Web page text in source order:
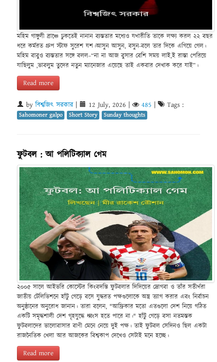
মহিম গাঙ্গুলী ব্রাঞ্চে ঢুকতেই নানান ব্যস্ততার মধ্যেও যথারীতি তাকে লক্ষ্য করল ২২ বছর
ধরে কর্মরত গ্রুপ স্টাফ সুরেশ যশ।আসুন আসুন, বসুন-বলে তার দিকে এগিয়ে গেল।
মহিম বাবুও ব্যস্ততার সঙ্গে বলল–“না না আজ বুসার বেশি সময় লাই,ই রাস্তা পেরিয়ে
যাছিলুম ,ভাবলুম তুদের নতুন ম্যানেজার এয়েছে তাই একবার দেখাক করে যাই”।
Read more
byবিশ্বজিৎ সরকার| 12 July, 2026 | 485 | Tags :
Sahomoner galpo Short Story Sunday thoughts
ফুটবল : আ পলিটিক্যাল গেম
২০০৫ সালে আইভরি কোস্টের কিংবদন্তি ফুটবলার দিদিয়ের দ্রোগবা ও তাঁর সতীর্থরা
জাতীয় টেলিভিশনে হাঁটু গেড়ে বসে যুদ্ধরত পক্ষগুলোকে অস্ত্র ত্যাগ করার এবং নির্বাচন
অনুষ্ঠানের অনুরোধ জানান। তারা বলেন, "আফ্রিকার মতো এতগুলো দেশ নিয়ে গঠিত
একটি সমৃদ্ধশালী দেশ গৃহযুদ্ধে ধ্বংস হতে পারে না।" হাঁটু গেড়ে বসা নতমস্তক
ফুটবলাদের ভালোবাসার বাণী মেনে নেয়ে দুই পক্ষ। তাই ফুটবল সেদিনও ছিল একটা
রাজনৈতিক খেলা আর আজকের বিশ্বকাপ দেখেও সেটাই মনে হচ্ছে।
Read more